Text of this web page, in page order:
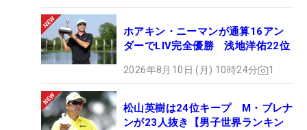
ホアキン・ニーマンが通算16アン
ダーでLIV完全優勝 浅地洋佑22位
2026年8月10日 (月) 10時24分 1
松山英樹は24位キープ M・ブレナ
ンが23人抜き【男子世界ランキン